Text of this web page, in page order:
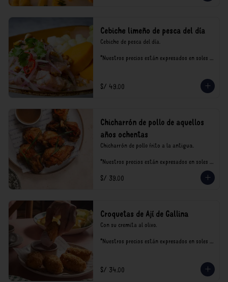
Cebiche limeño de pesca del día
Cebiche de pesca del día.
*Nuestros precios están expresados en soles e
S/ 49.00
Chicharrón de pollo de aquellos
años ochentas
Chicharrón de pollo frito a la antigua.
*Nuestros precios están expresados en soles e
consumo.
S/ 39.00
Croquetas de Ají de Gallina
Con su cremita al olivo.
*Nuestros precios están expresados en soles e
S/ 34.00